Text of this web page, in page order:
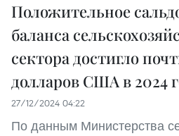
Положительное
баланса
сектора достигло
долларов США в 2024
27/12/2024 04:22
По данным Министерства